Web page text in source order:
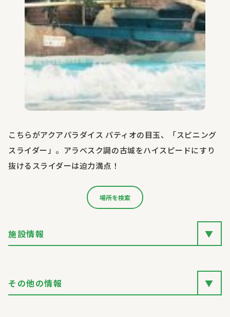
こちらがアクアパラダイス パティオの目玉、「スピニング
スライダー」。アラベスク調の古城をハイスピードにすり
抜けるスライダーは迫力満点！
場所を検索
施設情報 ▼
その他の情報 ▼